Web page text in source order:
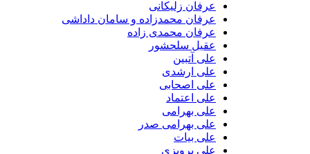
عرفان زلیکانی
عرفان محمدزاده و سامان داداشی
عرفان محمدی زاده
عقیل سلحشور
علی آتبین
علی ارشدی
علی اصحابی
علی اعتماد
علی بهرامی
علی بهرامی صدر
علی بیات
علی پرویزی